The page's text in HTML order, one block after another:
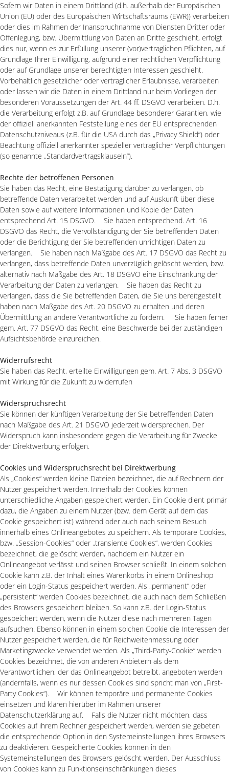
Sofern wir Daten in einem Drittland (d.h. außerhalb der Europäischen
Union (EU) oder des Europäischen Wirtschaftsraums (EWR)) verarbeiten
oder dies im Rahmen der Inanspruchnahme von Diensten Dritter oder
Offenlegung, bzw. Übermittlung von Daten an Dritte geschieht, erfolgt
dies nur, wenn es zur Erfüllung unserer (vor)vertraglichen Pflichten, auf
Grundlage Ihrer Einwilligung, aufgrund einer rechtlichen Verpflichtung
oder auf Grundlage unserer berechtigten Interessen geschieht.
Vorbehaltlich gesetzlicher oder vertraglicher Erlaubnisse, verarbeiten
oder lassen wir die Daten in einem Drittland nur beim Vorliegen der
besonderen Voraussetzungen der Art. 44 ff. DSGVO verarbeiten. D.h.
die Verarbeitung erfolgt z.B. auf Grundlage besonderer Garantien, wie
der offiziell anerkannten Feststellung eines der EU entsprechenden
Datenschutzniveaus (z.B. für die USA durch das „Privacy Shield“) oder
Beachtung offiziell anerkannter spezieller vertraglicher Verpflichtungen
(so genannte „Standardvertragsklauseln“).
Rechte der betroffenen Personen
Sie haben das Recht, eine Bestätigung darüber zu verlangen, ob
betreffende Daten verarbeitet werden und auf Auskunft über diese
Daten sowie auf weitere Informationen und Kopie der Daten
entsprechend Art. 15 DSGVO. Sie haben entsprechend. Art. 16
DSGVO das Recht, die Vervollständigung der Sie betreffenden Daten
oder die Berichtigung der Sie betreffenden unrichtigen Daten zu
verlangen. Sie haben nach Maßgabe des Art. 17 DSGVO das Recht zu
verlangen, dass betreffende Daten unverzüglich gelöscht werden, bzw.
alternativ nach Maßgabe des Art. 18 DSGVO eine Einschränkung der
Verarbeitung der Daten zu verlangen. Sie haben das Recht zu
verlangen, dass die Sie betreffenden Daten, die Sie uns bereitgestellt
haben nach Maßgabe des Art. 20 DSGVO zu erhalten und deren
Übermittlung an andere Verantwortliche zu fordern. Sie haben ferner
gem. Art. 77 DSGVO das Recht, eine Beschwerde bei der zuständigen
Aufsichtsbehörde einzureichen.
Widerrufsrecht
Sie haben das Recht, erteilte Einwilligungen gem. Art. 7 Abs. 3 DSGVO
mit Wirkung für die Zukunft zu widerrufen
Widerspruchsrecht
Sie können der künftigen Verarbeitung der Sie betreffenden Daten
nach Maßgabe des Art. 21 DSGVO jederzeit widersprechen. Der
Widerspruch kann insbesondere gegen die Verarbeitung für Zwecke
der Direktwerbung erfolgen.
Cookies und Widerspruchsrecht bei Direktwerbung
Als „Cookies“ werden kleine Dateien bezeichnet, die auf Rechnern der
Nutzer gespeichert werden. Innerhalb der Cookies können
unterschiedliche Angaben gespeichert werden. Ein Cookie dient primär
dazu, die Angaben zu einem Nutzer (bzw. dem Gerät auf dem das
Cookie gespeichert ist) während oder auch nach seinem Besuch
innerhalb eines Onlineangebotes zu speichern. Als temporäre Cookies,
bzw. „Session-Cookies“ oder „transiente Cookies“, werden Cookies
bezeichnet, die gelöscht werden, nachdem ein Nutzer ein
Onlineangebot verlässt und seinen Browser schließt. In einem solchen
Cookie kann z.B. der Inhalt eines Warenkorbs in einem Onlineshop
oder ein Login-Status gespeichert werden. Als „permanent“ oder
„persistent“ werden Cookies bezeichnet, die auch nach dem Schließen
des Browsers gespeichert bleiben. So kann z.B. der Login-Status
gespeichert werden, wenn die Nutzer diese nach mehreren Tagen
aufsuchen. Ebenso können in einem solchen Cookie die Interessen der
Nutzer gespeichert werden, die für Reichweitenmessung oder
Marketingzwecke verwendet werden. Als „Third-Party-Cookie“ werden
Cookies bezeichnet, die von anderen Anbietern als dem
Verantwortlichen, der das Onlineangebot betreibt, angeboten werden
(andernfalls, wenn es nur dessen Cookies sind spricht man von „First-
Party Cookies“). Wir können temporäre und permanente Cookies
einsetzen und klären hierüber im Rahmen unserer
Datenschutzerklärung auf. Falls die Nutzer nicht möchten, dass
Cookies auf ihrem Rechner gespeichert werden, werden sie gebeten
die entsprechende Option in den Systemeinstellungen ihres Browsers
zu deaktivieren. Gespeicherte Cookies können in den
Systemeinstellungen des Browsers gelöscht werden. Der Ausschluss
von Cookies kann zu Funktionseinschränkungen dieses